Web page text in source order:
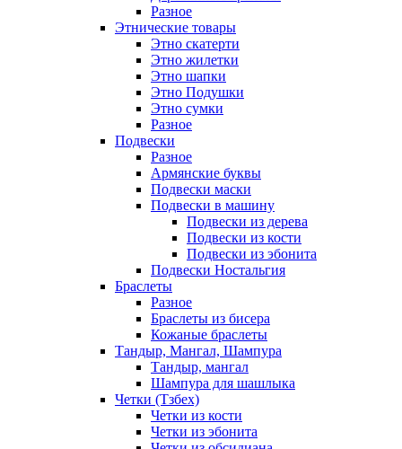
Разное
Этнические товары
Этно скатерти
Этно жилетки
Этно шапки
Этно Подушки
Этно сумки
Разное
Подвески
Разное
Армянские буквы
Подвески маски
Подвески в машину
Подвески из дерева
Подвески из кости
Подвески из эбонита
Подвески Ностальгия
Браслеты
Разное
Браслеты из бисера
Кожаные браслеты
Тандыр, Мангал, Шампура
Тандыр, мангал
Шампура для шашлыка
Четки (Тзбех)
Четки из кости
Четки из эбонита